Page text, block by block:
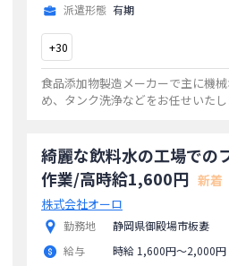
派遣形態 有期
+30
食品添加物製造メーカーで主に機
め、タンク洗浄などをお任せいた
綺麗な飲料水の工場での
作業/高時給1,600円 新着
株式会社オーロ
勤務地
静岡県御殿場市板妻
給与
時給 1,600円〜2,000円